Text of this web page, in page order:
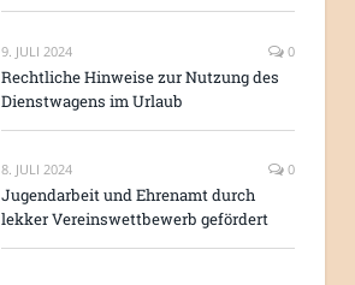
9. JULI 2024 0
Rechtliche Hinweise zur Nutzung des
Dienstwagens im Urlaub
8. JULI 2024 0
Jugendarbeit und Ehrenamt durch
lekker Vereinswettbewerb gefördert